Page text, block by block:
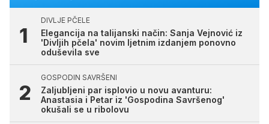
DIVLJE PČELE
Elegancija na talijanski način: Sanja Vejnović iz
'Divljih pčela' novim ljetnim izdanjem ponovno
oduševila sve
GOSPODIN SAVRŠENI
Zaljubljeni par isplovio u novu avanturu:
Anastasia i Petar iz 'Gospodina Savršenog'
okušali se u ribolovu